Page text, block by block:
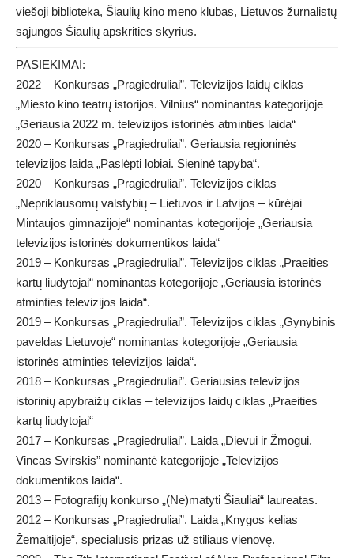
viešoji biblioteka, Šiaulių kino meno klubas, Lietuvos žurnalistų
sąjungos Šiaulių apskrities skyrius.
PASIEKIMAI:
2022 – Konkursas „Pragiedruliai”. Televizijos laidų ciklas
„Miesto kino teatrų istorijos. Vilnius“ nominantas kategorijoje
„Geriausia 2022 m. televizijos istorinės atminties laida“
2020 – Konkursas „Pragiedruliai”. Geriausia regioninės
televizijos laida „Paslėpti lobiai. Sieninė tapyba“.
2020 – Konkursas „Pragiedruliai”. Televizijos ciklas
„Nepriklausomų valstybių – Lietuvos ir Latvijos – kūrėjai
Mintaujos gimnazijoje“ nominantas kotegorijoje „Geriausia
televizijos istorinės dokumentikos laida“
2019 – Konkursas „Pragiedruliai”. Televizijos ciklas „Praeities
kartų liudytojai“ nominantas kotegorijoje „Geriausia istorinės
atminties televizijos laida“.
2019 – Konkursas „Pragiedruliai”. Televizijos ciklas „Gynybinis
paveldas Lietuvoje“ nominantas kotegorijoje „Geriausia
istorinės atminties televizijos laida“.
2018 – Konkursas „Pragiedruliai”. Geriausias televizijos
istorinių apybraižų ciklas – televizijos laidų ciklas „Praeities
kartų liudytojai“
2017 – Konkursas „Pragiedruliai”. Laida „Dievui ir Žmogui.
Vincas Svirskis” nominantė kategorijoje „Televizijos
dokumentikos laida“.
2013 – Fotografijų konkurso „(Ne)matyti Šiauliai“ laureatas.
2012 – Konkursas „Pragiedruliai”. Laida „Knygos kelias
Žemaitijoje“, specialusis prizas už stiliaus vienovę.